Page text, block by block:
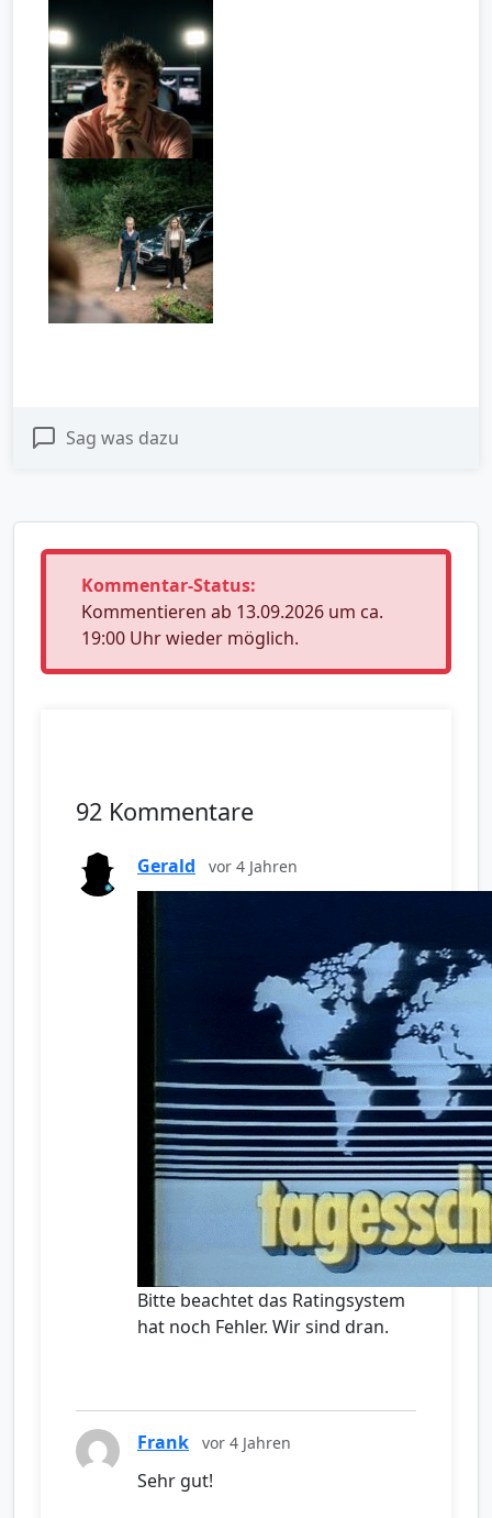
Sag was dazu
Kommentar-Status:
Kommentieren ab 13.09.2026 um ca.
19:00 Uhr wieder möglich.
92 Kommentare
Gerald vor 4 Jahren
Bitte beachtet das Ratingsystem
hat noch Fehler. Wir sind dran.
Frank vor 4 Jahren
Sehr gut!